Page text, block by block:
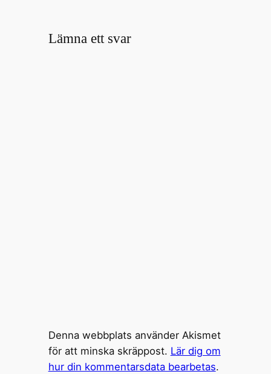
Lämna ett svar
Denna webbplats använder Akismet
för att minska skräppost. Lär dig om
hur din kommentarsdata bearbetas.